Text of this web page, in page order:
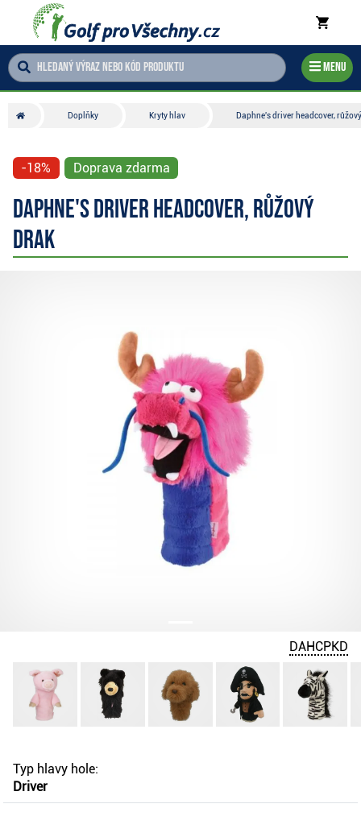
Menu
Doplňky Kryty hlav Daphne's driver headcover,
-18% Doprava zdarma
Daphne's driver headcover, růžový
drak
DAHCPKD
Typ hlavy hole:
Driver